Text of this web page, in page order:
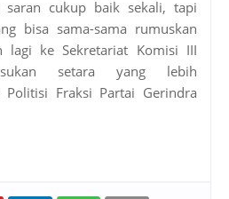
saran cukup baik sekali, tapi
bisa sama-sama rumuskan
lagi ke Sekretariat Komisi III
setara yang lebih
Politisi Fraksi Partai Gerindra